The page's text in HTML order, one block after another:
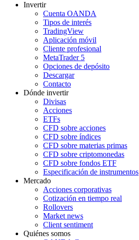
Invertir
Cuenta OANDA
Tipos de interés
TradingView
Aplicación móvil
Cliente profesional
MetaTrader 5
Opciones de depósito
Descargar
Contacto
Dónde invertir
Divisas
Acciones
ETFs
CFD sobre acciones
CFD sobre índices
CFD sobre materias primas
CFD sobre criptomonedas
CFD sobre fondos ETF
Especificación de instrumentos
Mercado
Acciones corporativas
Cotización en tiempo real
Rollovers
Market news
Client sentiment
Quiénes somos